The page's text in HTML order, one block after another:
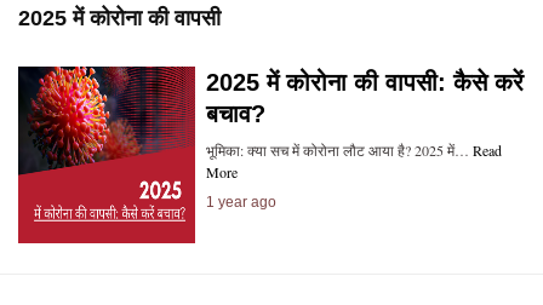
2025 में कोरोना की वापसी
2025 में कोरोना की वापसी: कैसे करें
बचाव?
भूमिका: क्या सच में कोरोना लौट आया है? 2025 में… Read
More
1 year ago